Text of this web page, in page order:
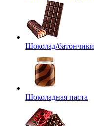
Шоколад/батончики
Шоколадная паста